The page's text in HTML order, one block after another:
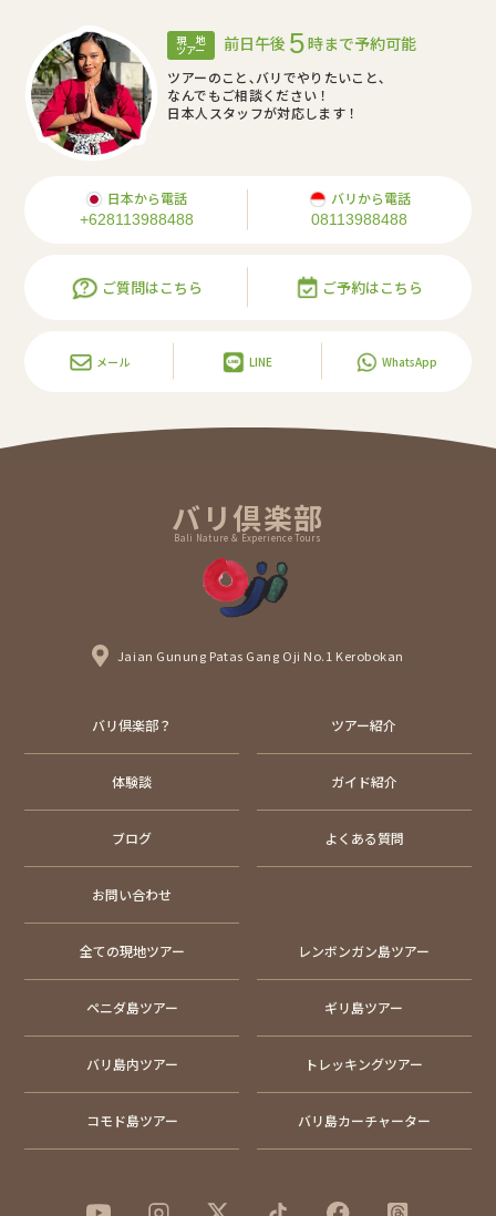
現 地
ツアー 前日午後 5時まで予約可能
ツアーのこと､バリでやりたいこと､
なんでもご相談ください！
日本人スタッフが対応します！
日本から電話
+628113988488
バリから電話
08113988488
ご質問はこちら ご予約はこちら
メール LINE WhatsApp
バリ倶楽部
Bali Nature & Experience Tours
Jaian Gunung Patas Gang Oji No.1 Kerobokan
バリ倶楽部？ ツアー紹介
体験談 ガイド紹介
ブログ よくある質問
お問い合わせ
全ての現地ツアー レンボンガン島ツアー
ペニダ島ツアー ギリ島ツアー
バリ島内ツアー トレッキングツアー
コモド島ツアー バリ島カーチャーター